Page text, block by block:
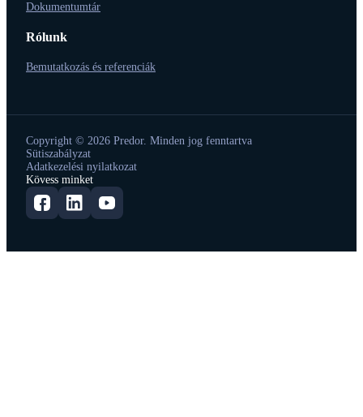
Dokumentumtár
Rólunk
Bemutatkozás és referenciák
Copyright © 2026 Predor. Minden jog fenntartva
Sütiszabályzat
Adatkezelési nyilatkozat
Kövess minket